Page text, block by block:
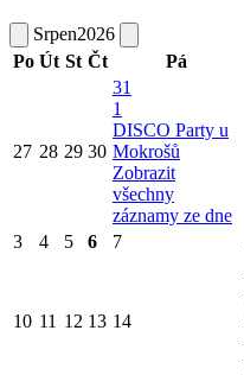
Srpen2026
Po Út St Čt Pá
27 28 29 30
31
1
DISCO Party u
Mokrošů
Zobrazit
všechny
záznamy ze dne
3 4 5 6 7
10 11 12 13 14